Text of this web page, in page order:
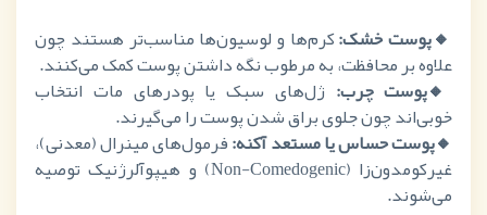
🔸پوست خشک:کرم‌ها و لوسیون‌ها مناسب‌تر هستند چون
علاوه بر محافظت، به مرطوب نگه داشتن پوست کمک می‌کنند.
🔸پوست چرب: ژل‌های سبک یا پودرهای مات انتخاب
خوبی‌اند چون جلوی براق شدن پوست را می‌گیرند.
🔸پوست حساس یا مستعد آکنه:فرمول‌های مینرال (معدنی)،
غیرکومدون‌زا (Non-Comedogenic) و هیپوآلرژنیک توصیه
می‌شوند.